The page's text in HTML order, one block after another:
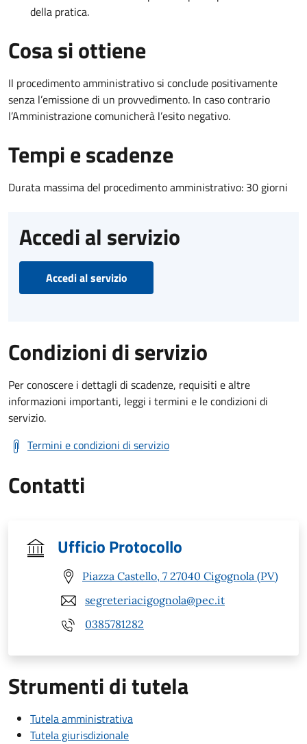
della pratica.
Cosa si ottiene
Il procedimento amministrativo si conclude positivamente
senza l’emissione di un provvedimento. In caso contrario
l’Amministrazione comunicherà l’esito negativo.
Tempi e scadenze
Durata massima del procedimento amministrativo: 30 giorni
Accedi al servizio
Accedi al servizio
Condizioni di servizio
Per conoscere i dettagli di scadenze, requisiti e altre
informazioni importanti, leggi i termini e le condizioni di
servizio.
Termini e condizioni di servizio
Contatti
Ufficio Protocollo
Piazza Castello, 7 27040 Cigognola (PV)
segreteriacigognola@pec.it
0385781282
Strumenti di tutela
Tutela amministrativa
Tutela giurisdizionale